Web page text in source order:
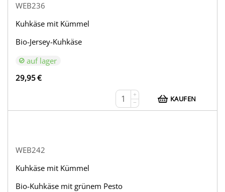
WEB236
Kuhkäse mit Kümmel
Bio-Jersey-Kuhkäse
auf lager
29,95€
+
−
KAUFEN
WEB242
Kuhkäse mit Kümmel
Bio-Kuhkäse mit grünem Pesto